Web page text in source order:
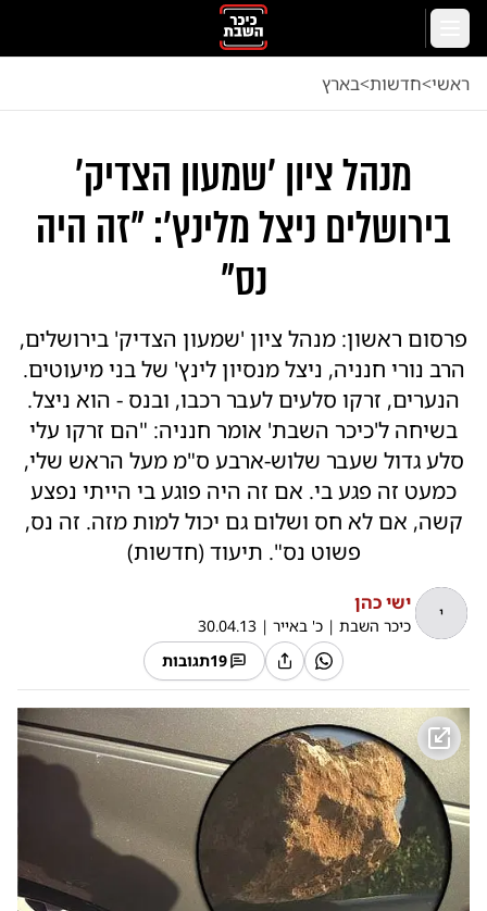
דלג לתוכן הראשי
ראשי<חדשות<בארץ
מנהל ציון 'שמעון הצדיק'
בירושלים ניצל מלינץ': "זה היה
נס"
פרסום ראשון: מנהל ציון 'שמעון הצדיק' בירושלים,
הרב נורי חנניה, ניצל מנסיון לינץ' של בני מיעוטים.
הנערים, זרקו סלעים לעבר רכבו, ובנס - הוא ניצל.
בשיחה ל'כיכר השבת' אומר חנניה: "הם זרקו עלי
סלע גדול שעבר שלוש-ארבע ס"מ מעל הראש שלי,
כמעט זה פגע בי. אם זה היה פוגע בי הייתי נפצע
קשה, אם לא חס ושלום גם יכול למות מזה. זה נס,
פשוט נס". תיעוד (חדשות)
י ישי כהן
כיכר השבת | כ' באייר |
30.04.13
19תגובות